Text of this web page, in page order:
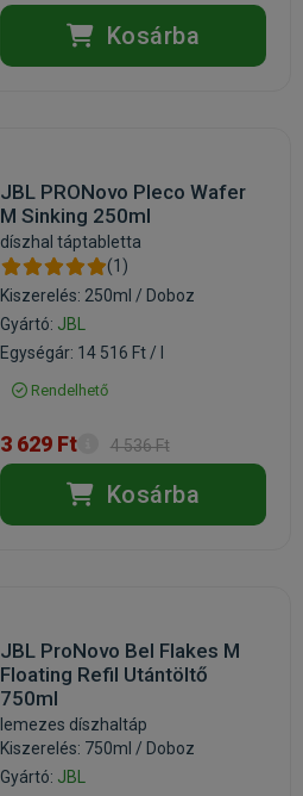
Kosárba
JBL PRONovo Pleco Wafer
M Sinking 250ml
díszhal táptabletta
(1)
Kiszerelés: 250ml / Doboz
Gyártó: JBL
Egységár: 14 516 Ft / l
Rendelhető
3 629 Ft 4 536 Ft
Kosárba
JBL ProNovo Bel Flakes M
Floating Refil Utántöltő
750ml
lemezes díszhaltáp
Kiszerelés: 750ml / Doboz
Gyártó: JBL